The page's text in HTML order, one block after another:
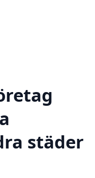
städer